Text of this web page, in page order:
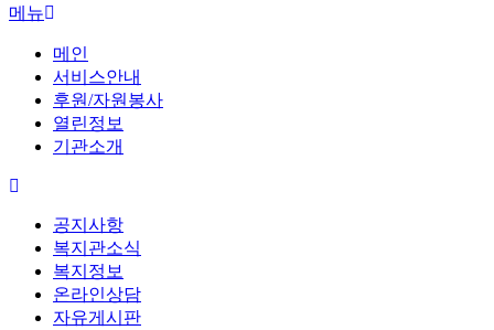
메뉴
메인
서비스안내
후원/자원봉사
열린정보
기관소개
공지사항
복지관소식
복지정보
온라인상담
자유게시판